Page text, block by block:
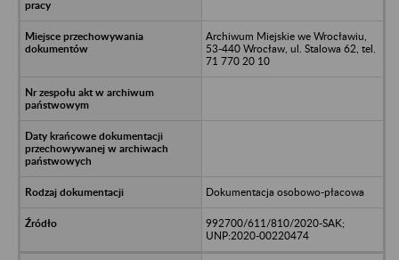
Archiwum Miejskie we Wrocławiu,
53-440 Wrocław, ul. Stalowa 62, tel.
71 770 20 10
Dokumentacja osobowo-płacowa
992700/611/810/2020-SAK;
UNP:2020-00220474